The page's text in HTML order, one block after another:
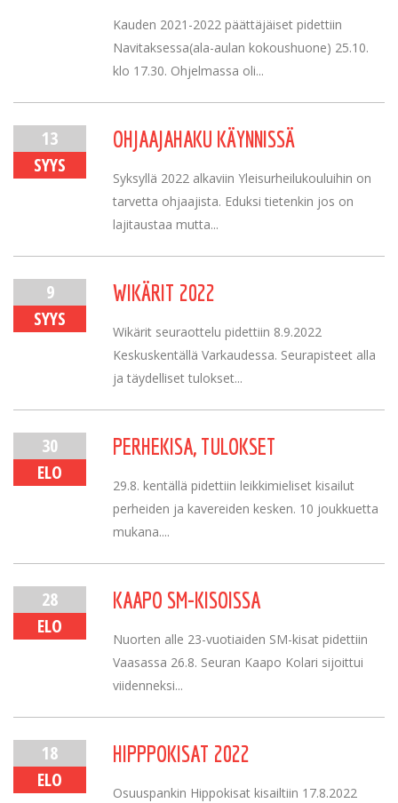
Kauden 2021-2022 päättäjäiset pidettiin
Navitaksessa(ala-aulan kokoushuone) 25.10.
klo 17.30. Ohjelmassa oli...
13
SYYS
OHJAAJAHAKU KÄYNNISSÄ
Syksyllä 2022 alkaviin Yleisurheilukouluihin on
tarvetta ohjaajista. Eduksi tietenkin jos on
lajitaustaa mutta...
9
SYYS
WIKÄRIT 2022
Wikärit seuraottelu pidettiin 8.9.2022
Keskuskentällä Varkaudessa. Seurapisteet alla
ja täydelliset tulokset...
30
ELO
PERHEKISA, TULOKSET
29.8. kentällä pidettiin leikkimieliset kisailut
perheiden ja kavereiden kesken. 10 joukkuetta
mukana....
28
ELO
KAAPO SM-KISOISSA
Nuorten alle 23-vuotiaiden SM-kisat pidettiin
Vaasassa 26.8. Seuran Kaapo Kolari sijoittui
viidenneksi...
18
ELO
HIPPPOKISAT 2022
Osuuspankin Hippokisat kisailtiin 17.8.2022